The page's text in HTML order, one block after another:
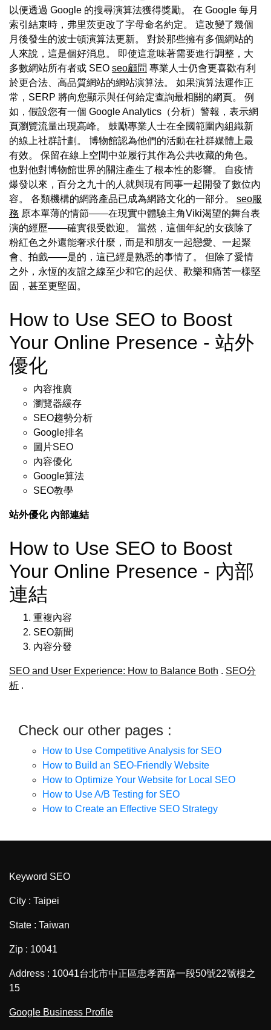
以便透過 Google 的搜尋演算法獲得獎勵。 在 Google 每月
索引結束時，弗里茨更改了字母命名約定。 這改變了幾個
月後發生的波士頓演算法更新。 對於那些擁有多個網站的
人來說，這是個好消息。 即使這意味著需要進行調整，大
多數網站所有者或 SEO seo顧問 專業人士仍會更喜歡有利
於更合法、高品質網站的網站演算法。 如果演算法運作正
常，SERP 將向您顯示與任何給定查詢最相關的網頁。 例
如，假設您有一個 Google Analytics（分析）警報，表示網
頁瀏覽流量出現高峰。 鼓勵專業人士在全國範圍內組織新
的線上社群計劃。 博物館認為他們的活動在社群媒體上最
有效。 保留在線上空間中並履行其作為公共收藏的角色。
也對他對博物館世界的關注產生了根本性的影響。 自疫情
爆發以來，百分之九十的人就與現有同事一起開發了數位內
容。 各類機構的網路產品已成為網路文化的一部分。 seo服
務 原本單薄的情節——在現實中體驗主角Viki渴望的舞台表
演的經歷——確實很受歡迎。 當然，這個年紀的女孩除了
粉紅色之外還能奢求什麼，而是和朋友一起戀愛、一起聚
會、拍戲——是的，這已經是熟悉的事情了。 但除了愛情
之外，永恆的友誼之線至少和它的起伏、歡樂和痛苦一樣堅
固，甚至更堅固。
How to Use SEO to Boost
Your Online Presence - 站外
優化
內容推廣
瀏覽器緩存
SEO趨勢分析
Google排名
圖片SEO
內容優化
Google算法
SEO教學
站外優化 內部連結
How to Use SEO to Boost
Your Online Presence - 內部
連結
重複內容
SEO新聞
內容分發
SEO and User Experience: How to Balance Both . SEO分
析 .
Check our other pages :
How to Use Competitive Analysis for SEO
How to Build an SEO-Friendly Website
How to Optimize Your Website for Local SEO
How to Use A/B Testing for SEO
How to Create an Effective SEO Strategy
Keyword SEO
City : Taipei
State : Taiwan
Zip : 10041
Address : 10041台北市中正區忠孝西路一段50號22號樓之
15
Google Business Profile